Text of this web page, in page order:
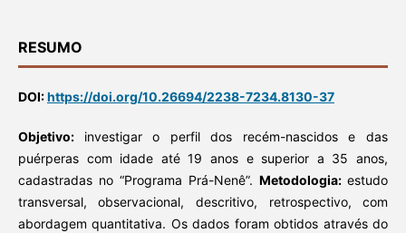
RESUMO
DOI:https://doi.org/10.26694/2238-7234.8130-37
Objetivo: investigar o perfil dos recém-nascidos e das
puérperas com idade até 19 anos e superior a 35 anos,
cadastradas no “Programa Prá-Nenê”.Metodologia:estudo
transversal, observacional, descritivo, retrospectivo, com
abordagem quantitativa. Os dados foram obtidos através do